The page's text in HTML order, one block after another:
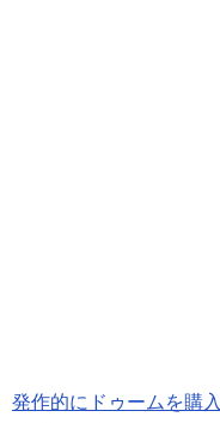
発作的にドゥームを購入